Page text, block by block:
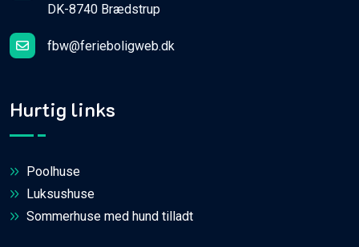
DK-8740 Brædstrup
fbw@ferieboligweb.dk
Hurtig links
Poolhuse
Luksushuse
Sommerhuse med hund tilladt